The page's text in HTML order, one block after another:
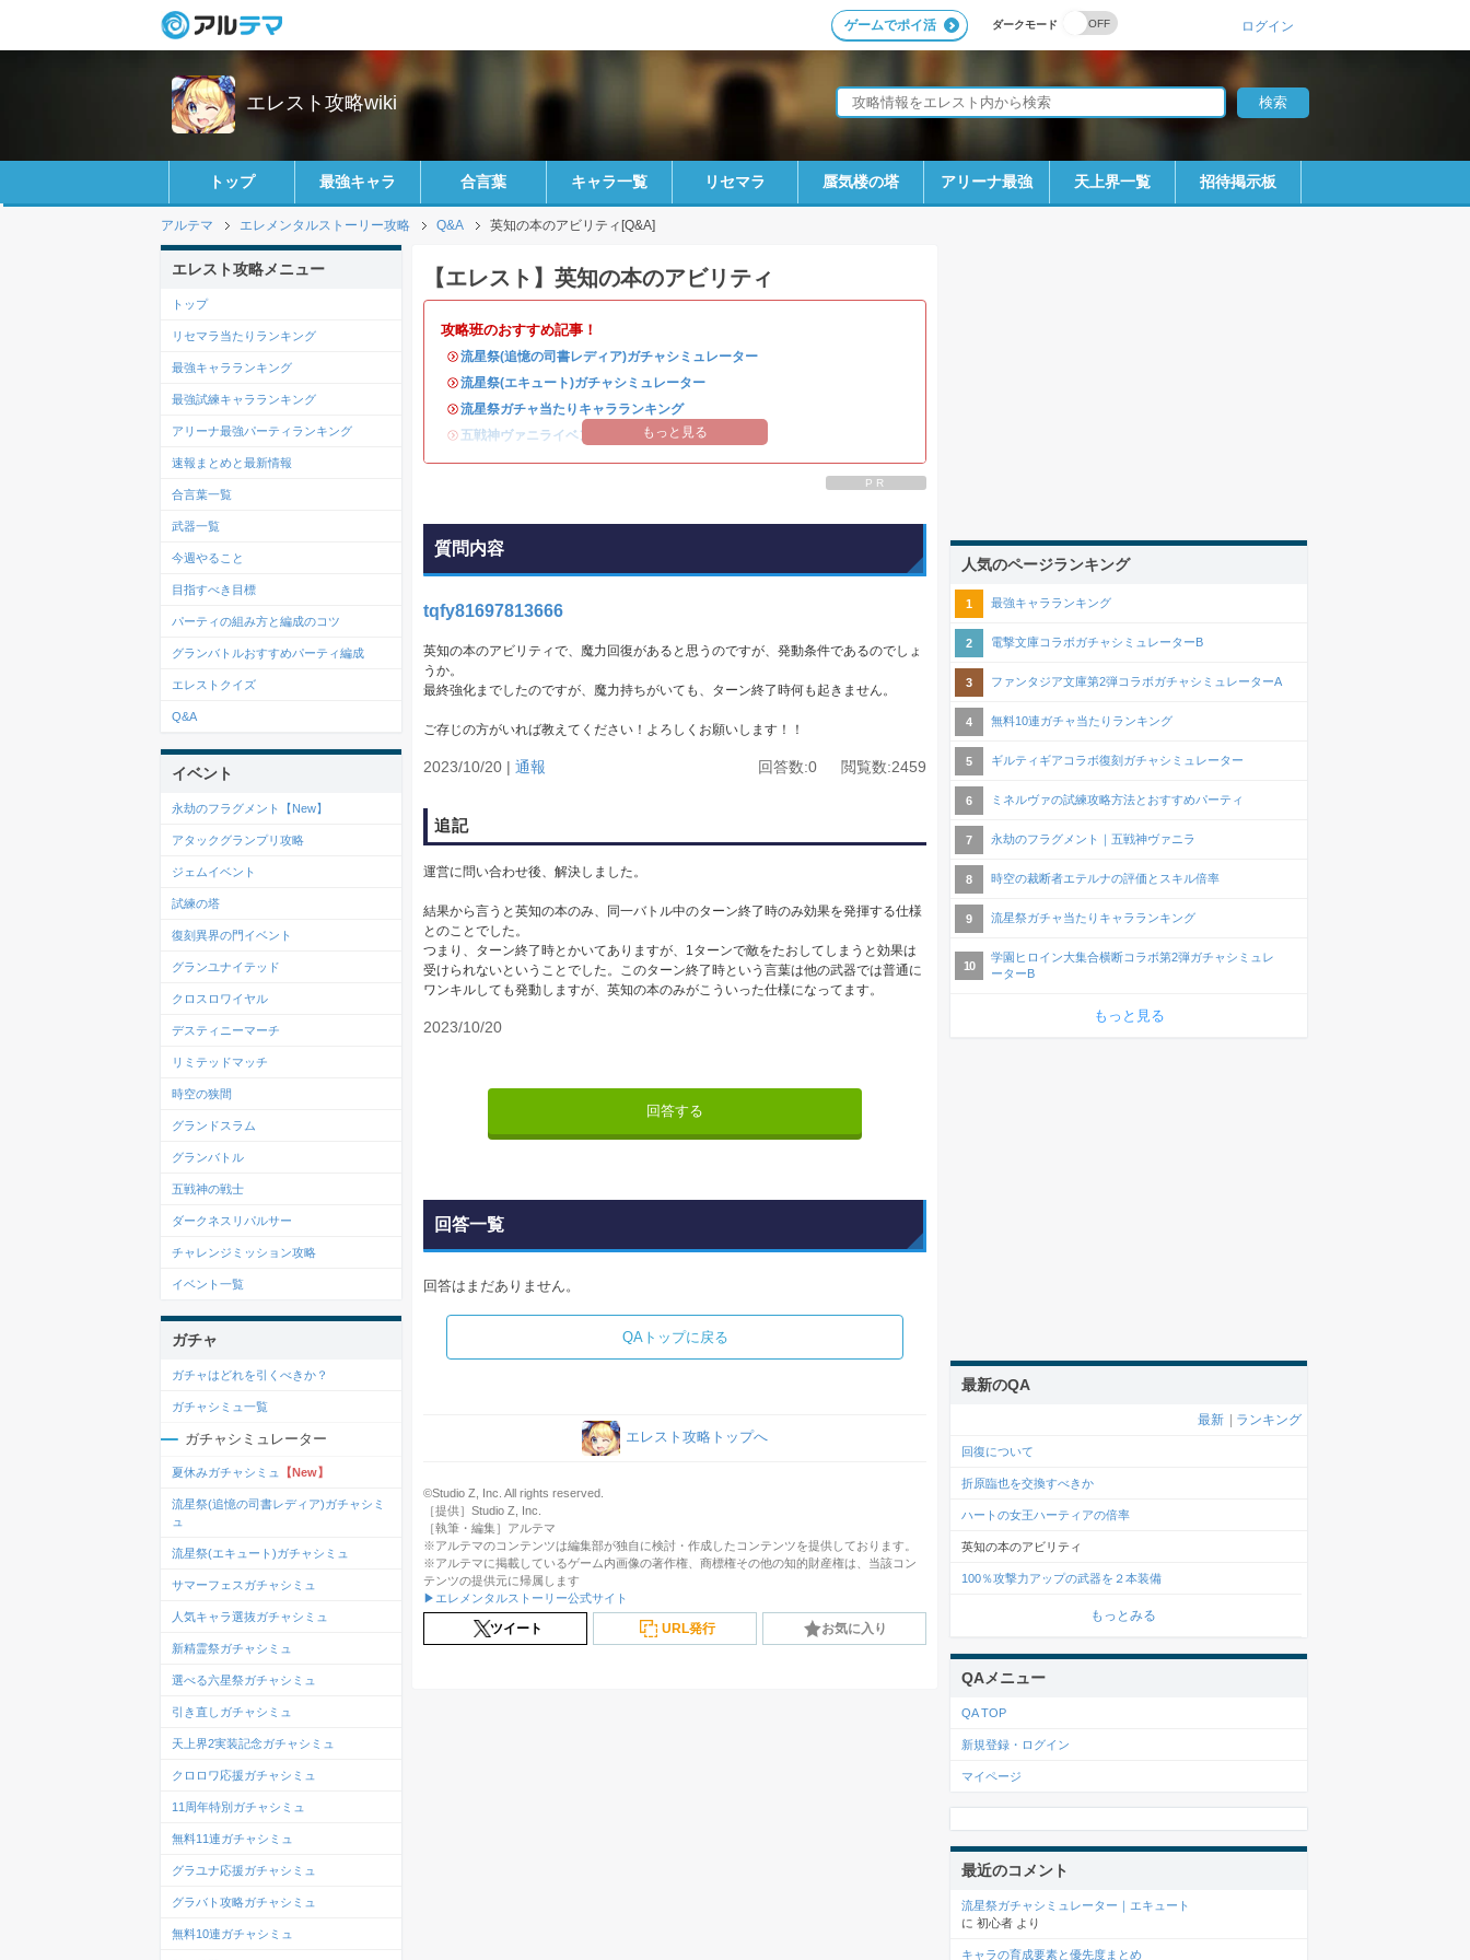
ダークモード
ゲームでポイ活 ログイン
エレスト攻略wiki
トップ 最強キャラ 合言葉 キャラ一覧 リセマラ 蜃気楼の塔 アリーナ最強 天上界一覧 招待掲示板
アルテマ エレメンタルストーリー攻略 Q&A 英知の本のアビリティ[Q&A]
【エレスト】英知の本のアビリティ
攻略班のおすすめ記事！
・流星祭(追憶の司書レディア)ガチャシミュレーター
・流星祭(エキュート)ガチャシミュレーター
・流星祭ガチャ当たりキャラランキング
・ 五戦神ヴァニライベントまとめ もっと見る
PR
質問内容
tqfy81697813666
英知の本のアビリティで、魔力回復があると思うのですが、発動条件であるのでしょ
うか。
最終強化までしたのですが、魔力持ちがいても、ターン終了時何も起きません。
ご存じの方がいれば教えてください！よろしくお願いします！！
2023/10/20 | 通報 回答数:0 閲覧数:2459
追記
運営に問い合わせ後、解決しました。
結果から言うと英知の本のみ、同一バトル中のターン終了時のみ効果を発揮する仕様
とのことでした。
つまり、ターン終了時とかいてありますが、1ターンで敵をたおしてしまうと効果は
受けられないということでした。このターン終了時という言葉は他の武器では普通に
ワンキルしても発動しますが、英知の本のみがこういった仕様になってます。
2023/10/20
回答する
回答一覧
回答はまだありません。
QAトップに戻る
エレスト攻略トップへ
©Studio Z, Inc. All rights reserved.
［提供］Studio Z, Inc.
［執筆・編集］アルテマ
※アルテマのコンテンツは編集部が独自に検討・作成したコンテンツを提供しております。
※アルテマに掲載しているゲーム内画像の著作権、商標権その他の知的財産権は、当該コン
テンツの提供元に帰属します
▶エレメンタルストーリー公式サイト
ツイート URL発行 お気に入り
エレスト攻略メニュー
トップ
リセマラ当たりランキング
最強キャラランキング
最強試練キャラランキング
アリーナ最強パーティランキング
速報まとめと最新情報
合言葉一覧
武器一覧
今週やること
目指すべき目標
パーティの組み方と編成のコツ
グランバトルおすすめパーティ編成
エレストクイズ
Q&A
イベント
永劫のフラグメント【New】
アタックグランプリ攻略
ジェムイベント
試練の塔
復刻異界の門イベント
グランユナイテッド
クロスロワイヤル
デスティニーマーチ
リミテッドマッチ
時空の狭間
グランドスラム
グランバトル
五戦神の戦士
ダークネスリパルサー
チャレンジミッション攻略
イベント一覧
ガチャ
ガチャはどれを引くべきか？
ガチャシミュ一覧
ガチャシミュレーター
夏休みガチャシミュ 【New】
流星祭(追憶の司書レディア)ガチャシミ
ュ
流星祭(エキュート)ガチャシミュ
サマーフェスガチャシミュ
人気キャラ選抜ガチャシミュ
新精霊祭ガチャシミュ
選べる六星祭ガチャシミュ
引き直しガチャシミュ
天上界2実装記念ガチャシミュ
クロロワ応援ガチャシミュ
11周年特別ガチャシミュ
無料11連ガチャシミュ
グラユナ応援ガチャシミュ
グラバト攻略ガチャシミュ
無料10連ガチャシミュ
人気のページランキング
最強キャラランキング
電撃文庫コラボガチャシミュレーターB
ファンタジア文庫第2弾コラボガチャシミュレーターA
無料10連ガチャ当たりランキング
ギルティギアコラボ復刻ガチャシミュレーター
ミネルヴァの試練攻略方法とおすすめパーティ
永劫のフラグメント｜五戦神ヴァニラ
時空の裁断者エテルナの評価とスキル倍率
流星祭ガチャ当たりキャラランキング
学園ヒロイン大集合横断コラボ第2弾ガチャシミュレ
ーターB
もっと見る
最新のQA
最新 ランキング
回復について
折原臨也を交換すべきか
ハートの女王ハーティアの倍率
英知の本のアビリティ
100％攻撃力アップの武器を２本装備
もっとみる
QAメニュー
QA TOP
新規登録・ログイン
マイページ
最近のコメント
流星祭ガチャシミュレーター｜エキュート
に 初心者 より
キャラの育成要素と優先度まとめ